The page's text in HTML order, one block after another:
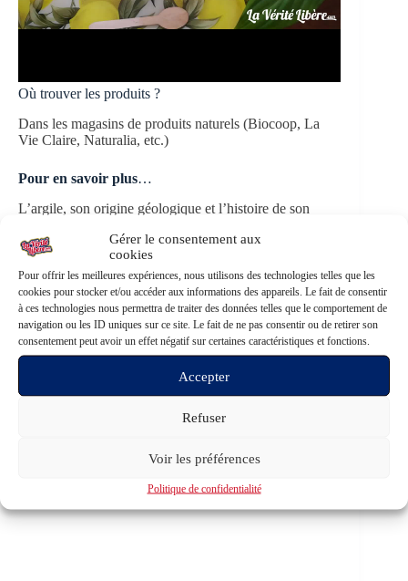
Gérer le consentement aux
cookies
Pour offrir les meilleures expériences, nous utilisons des technologies telles que les
cookies pour stocker et/ou accéder aux informations des appareils. Le fait de consentir
à ces technologies nous permettra de traiter des données telles que le comportement de
navigation ou les ID uniques sur ce site. Le fait de ne pas consentir ou de retirer son
consentement peut avoir un effet négatif sur certaines caractéristiques et fonctions.
Accepter
Refuser
Voir les préférences
Politique de confidentialité
Où trouver les produits ?
Dans les magasins de produits naturels (Biocoop, La
Vie Claire, Naturalia, etc.)
Pour en savoir plus…
L’argile, son origine géologique et l’histoire de son
bienfaisante.fr/origine-histoire-argile/
Découvrez les travaux du Dr Jade Allègre :https://jade-
allegre.com/argiles/these/
Une interview sur La Une TV avec Richard Boutry :
https://odysee.com/@LaUneTV2:c/ODC37_DrAllegre: